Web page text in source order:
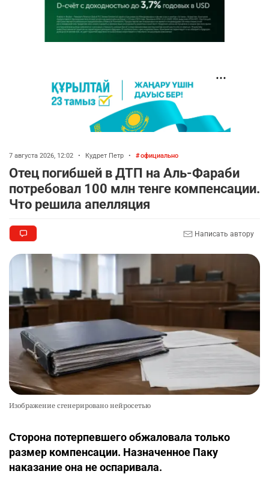
7 августа 2026, 12:02 • Кудрет Петр • официально
Отец погибшей в ДТП на Аль-Фараби
потребовал 100 млн тенге компенсации.
Что решила апелляция
Написать автору
Изображение сгенерировано нейросетью
Сторона потерпевшего обжаловала только
размер компенсации. Назначенное Паку
наказание она не оспаривала.